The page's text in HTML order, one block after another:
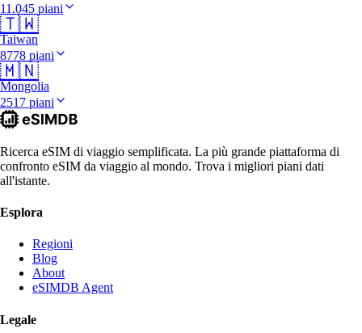
11.045 piani
🇹🇼
Taiwan
8778 piani
🇲🇳
Mongolia
2517 piani
Ricerca eSIM di viaggio semplificata. La più grande piattaforma di
confronto eSIM da viaggio al mondo. Trova i migliori piani dati
all'istante.
Esplora
Regioni
Blog
About
eSIMDB Agent
Legale